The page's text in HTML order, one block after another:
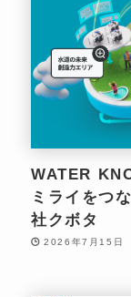
WATER
ミライをつ
社クボタ
2026年7月15日